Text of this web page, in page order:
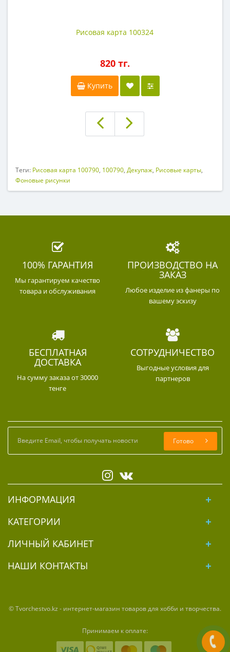
Рисовая карта 100324
820 тг.
Купить
Теги: Рисовая карта 100790, 100790, Декупаж, Рисовые карты,
Фоновые рисунки
100% ГАРАНТИЯ
Мы гарантируем качество
товара и обслуживания
ПРОИЗВОДСТВО НА
ЗАКАЗ
Любое изделие из фанеры по
вашему эскизу
БЕСПЛАТНАЯ
ДОСТАВКА
На сумму заказа от 30000
тенге
СОТРУДНИЧЕСТВО
Выгодные условия для
партнеров
Готово
ИНФОРМАЦИЯ
КАТЕГОРИИ
ЛИЧНЫЙ КАБИНЕТ
НАШИ КОНТАКТЫ
© Tvorchestvo.kz - интернет-магазин товаров для хобби и творчества.
Принимаем к оплате: